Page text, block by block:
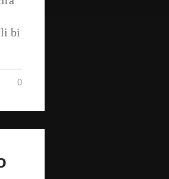
bi
0